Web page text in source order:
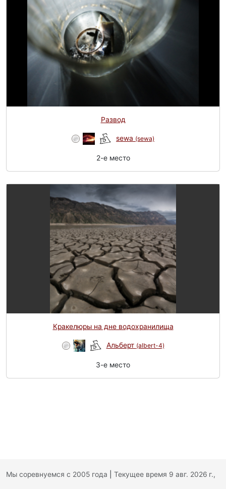
Развод
sewa (sewa)
2-e место
Кракелюры на дне водохранилища
Альберт (albert-4)
3-e место
Мы соревнуемся с 2005 года Текущее время 9 авг. 2026 г.,